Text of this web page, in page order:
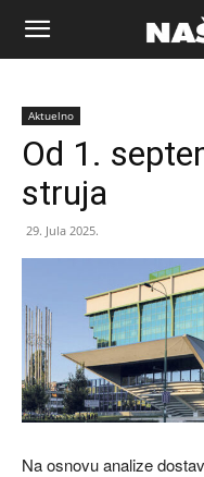
Naša
riječ
Aktuelno
Od 1.
struja
29. Jula 2025.
Na osnovu analize